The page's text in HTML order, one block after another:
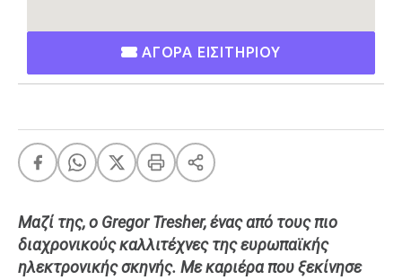
Εισιτήρια
ΑΓΟΡΑ ΕΙΣΙΤΗΡΙΟΥ
Μαζί της, ο Gregor Tresher, ένας από τους πιο
διαχρονικούς καλλιτέχνες της ευρωπαϊκής
ηλεκτρονικής σκηνής. Με καριέρα που ξεκίνησε